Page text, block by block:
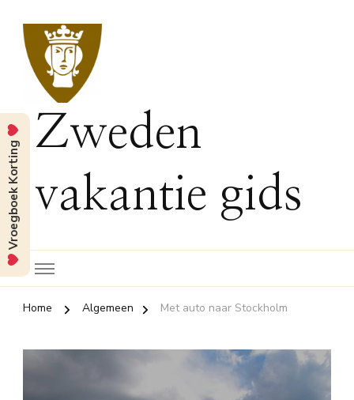
Zweden
vakantie gids
Home Algemeen Met auto naar Stockholm
Vroegboek Korting